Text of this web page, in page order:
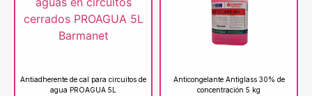
Antiadherente de cal para circuitos de
agua PROAGUA 5L
Anticongelante Antiglass 30% de
concentración 5 kg